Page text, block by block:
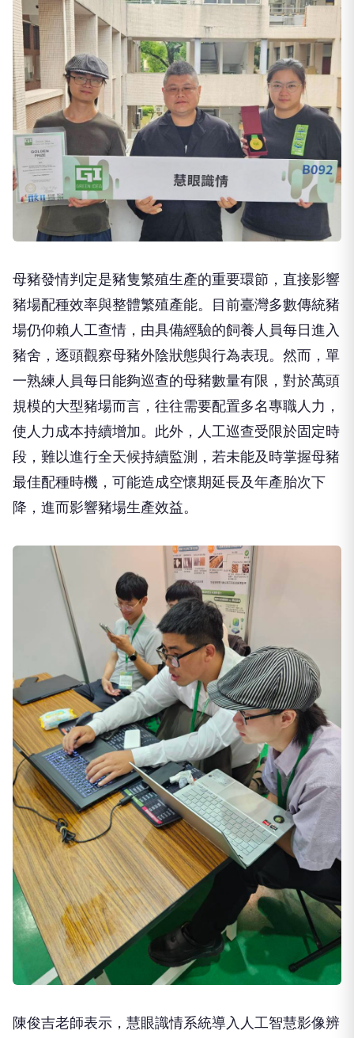
母豬發情判定是豬隻繁殖生產的重要環節，直接影響
豬場配種效率與整體繁殖產能。目前臺灣多數傳統豬
場仍仰賴人工查情，由具備經驗的飼養人員每日進入
豬舍，逐頭觀察母豬外陰狀態與行為表現。然而，單
一熟練人員每日能夠巡查的母豬數量有限，對於萬頭
規模的大型豬場而言，往往需要配置多名專職人力，
使人力成本持續增加。此外，人工巡查受限於固定時
段，難以進行全天候持續監測，若未能及時掌握母豬
最佳配種時機，可能造成空懷期延長及年產胎次下
降，進而影響豬場生產效益。
陳俊吉老師表示，慧眼識情系統導入人工智慧影像辨